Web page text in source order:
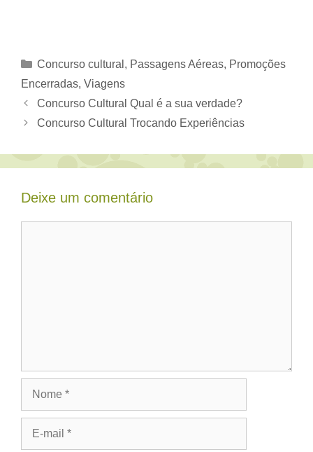
Categorias
Concurso cultural , Passagens Aéreas, Promoções
Encerradas, Viagens
Concurso Cultural Qual é a sua verdade?
Concurso Cultural Trocando Experiências
Deixe um comentário